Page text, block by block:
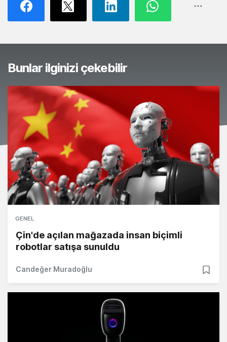
Bunlar ilginizi çekebilir
GENEL
Çin'de açılan mağazada insan biçimli
robotlar satışa sunuldu
Candeğer Muradoğlu